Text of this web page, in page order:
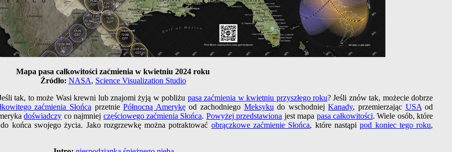
Mapa pasa całkowitości zaćmienia w kwietniu 2024 roku
Źródło: NASA, Science Visualization Studio
tak, to może Wasi krewni lub znajomi żyją w pobliżu pasa zaćmienia w kwietniu przyszłego roku? Jeśli znów tak, możecie dobrze
zaćmienia Słońca przetniePółnocną Amerykęod zachodniego Meksyku do wschodniejKanady, przemierzając USA od
doświadczy co najmniej częściowego zaćmienia Słońca. Powyżej przedstawiona jest mapa pasa całkowitości. Wiele osób, które
końca swojego życia. Jako rozgrzewkę można potraktować obrączkowe zaćmienie Słońca, które nastąpipod koniec tego roku,